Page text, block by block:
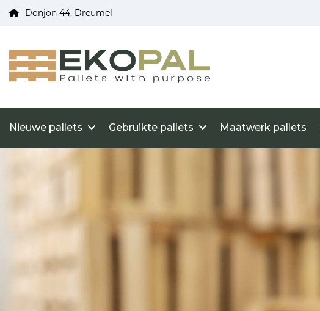
Donjon 44, Dreumel
Nieuwe pallets Gebruikte pallets Maatwerk pallets